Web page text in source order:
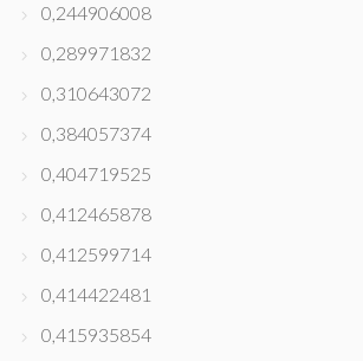
0,244906008
0,289971832
0,310643072
0,384057374
0,404719525
0,412465878
0,412599714
0,414422481
0,415935854